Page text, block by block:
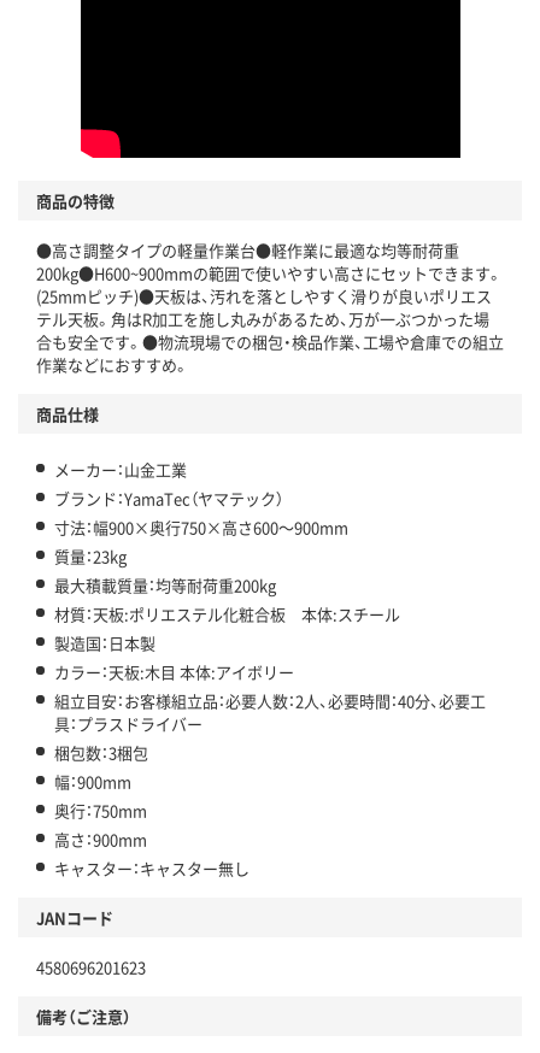
商品の特徴
●高さ調整タイプの軽量作業台●軽作業に最適な均等耐荷重
200kg●H600~900mmの範囲で使いやすい高さにセットできます。
(25mmピッチ)●天板は、汚れを落としやすく滑りが良いポリエス
テル天板。角はR加工を施し丸みがあるため、万が一ぶつかった場
合も安全です。●物流現場での梱包・検品作業、工場や倉庫での組立
作業などにおすすめ。
商品仕様
メーカー：山金工業
ブランド：YamaTec（ヤマテック）
寸法：幅900×奥行750×高さ600～900mm
質量：23kg
最大積載質量：均等耐荷重200kg
材質：天板:ポリエステル化粧合板 本体:スチール
製造国：日本製
カラー：天板:木目 本体:アイボリー
組立目安：お客様組立品：必要人数：2人、必要時間：40分、必要工
具：プラスドライバー
梱包数：3梱包
幅：900mm
奥行：750mm
高さ：900mm
キャスター：キャスター無し
JANコード
4580696201623
備考（ご注意）